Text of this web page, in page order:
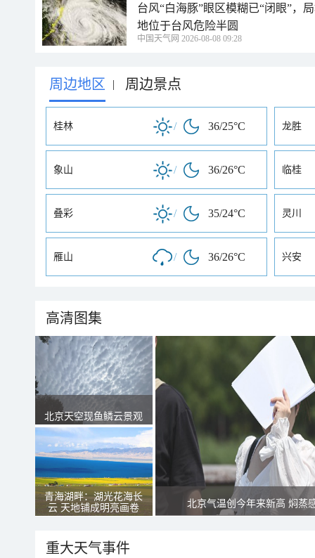
台风“白海豚”眼区模糊已“闭眼”，
地位于台风危险半圆
中国天气网 2026-08-08 09:28
周边地区 | 周边景点
桂林 / 36/25°C 龙胜
象山 / 36/26°C 临桂
叠彩 / 35/24°C 灵川
雁山 / 36/26°C 兴安
高清图集
北京天空现鱼鳞云景观
青海湖畔：湖光花海长
云 天地铺成明亮画卷
北京气温创今年来新高 焖蒸
重大天气事件